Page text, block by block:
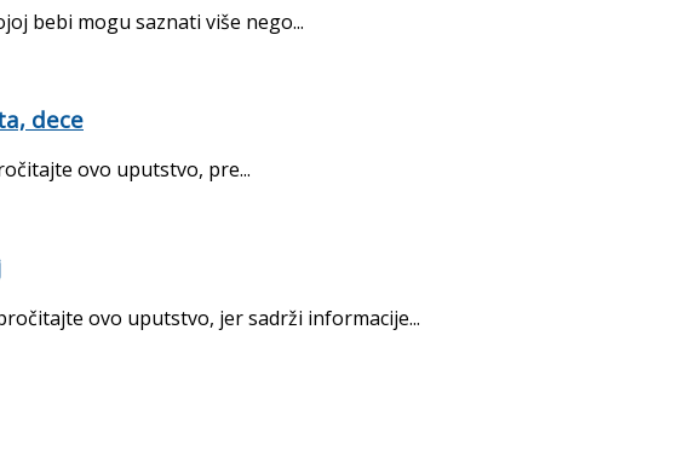
bebi mogu saznati više nego...
dece
ovo uputstvo, pre...
ovo uputstvo, jer sadrži informacije...